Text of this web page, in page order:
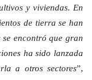
y viviendas. En
de tierra se han
se encontró que gran
ha sido lanzada
a otros sectores”,